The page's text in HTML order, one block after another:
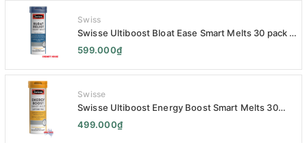
Swiss
Swisse Ultiboost Bloat Ease Smart Melts 30 pack -
Kẹo Ngậm Giảm Đầy Hơi Táo Bón Kèm Men Tiêu
Hóa - Swisse Bloat Relief Smart Melt 30 Viên
599.000₫
Swisse
Swisse Ultiboost Energy Boost Smart Melts 30
pack - Viên uống Tăng cường năng lượng tan chảy
thông minh 30 viên
499.000₫